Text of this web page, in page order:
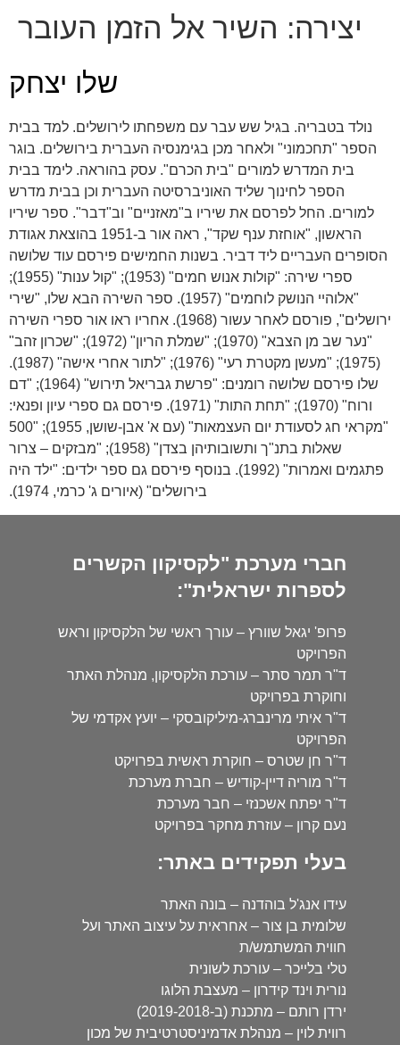
יצירה: השיר אל הזמן העובר
שלו יצחק
נולד בטבריה. בגיל שש עבר עם משפחתו לירושלים. למד בבית
הספר "תחכמוני" ולאחר מכן בגימנסיה העברית בירושלים. בוגר
בית המדרש למורים "בית הכרם". עסק בהוראה. לימד בבית
הספר לחינוך שליד האוניברסיטה העברית וכן בבית מדרש
למורים. החל לפרסם את שיריו ב"מאזניים" וב"דבר". ספר שיריו
הראשון, "אוחזת ענף שקד", ראה אור ב-1951 בהוצאת אגודת
הסופרים העבריים ליד דביר. בשנות החמישים פירסם עוד שלושה
ספרי שירה: "קולות אנוש חמים" (1953); "קול ענות" (1955);
"אלוהיי הנושק לוחמים" (1957). ספר השירה הבא שלו, "שירי
ירושלים", פורסם לאחר עשור (1968). אחריו ראו אור ספרי השירה
"נער שב מן הצבא" (1970); "שמלת הריון" (1972); "שכרון זהב"
(1975); "מעשן מקטרת רעי" (1976); "לתור אחרי אישה" (1987).
שלו פירסם שלושה רומנים: "פרשת גבריאל תירוש" (1964); "דם
ורוח" (1970); "תחת התות" (1971). פירסם גם ספרי עיון ופנאי:
"מקראי חג לסעודת יום העצמאות" (עם א' אבן-שושן, 1955); "500
שאלות בתנ"ך ותשובותיהן בצדן" (1958); "מבזקים – צרור
פתגמים ואמרות" (1992). בנוסף פירסם גם ספר ילדים: "ילד היה
בירושלים" (איורים ג' כרמי, 1974).
חברי מערכת "לקסיקון הקשרים
לספרות ישראלית":
פרופ' יגאל שוורץ – עורך ראשי של הלקסיקון וראש
הפרויקט
ד"ר תמר סתר – עורכת הלקסיקון, מנהלת האתר
וחוקרת בפרויקט
ד"ר איתי מרינברג-מיליקובסקי – יועץ אקדמי של
הפרויקט
ד"ר חן שטרס – חוקרת ראשית בפרויקט
ד"ר מוריה דיין-קודיש – חברת מערכת
ד"ר יפתח אשכנזי – חבר מערכת
נעם קרון – עוזרת מחקר בפרויקט
בעלי תפקידים באתר:
עידו אנג'ל בוהדנה – בונה האתר
שלומית בן צור – אחראית על עיצוב האתר ועל
חווית המשתמש/ת
טלי בלייכר – עורכת לשונית
נורית וינד קידרון – מעצבת הלוגו
ירדן רותם – מתכנת (ב-2019-2018)
רווית לוין – מנהלת אדמיניסטרטיבית של מכון